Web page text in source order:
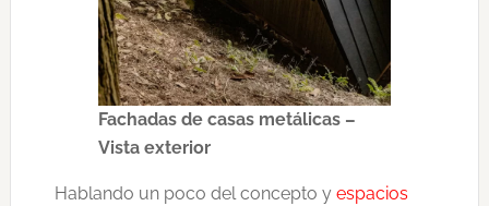
Fachadas de casas metálicas –
Vista exterior
Hablando un poco del concepto y espacios